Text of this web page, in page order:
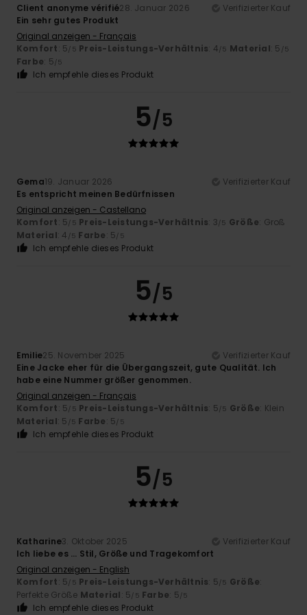
Client anonyme vérifié28. Januar 2026
Verifizierter Kauf
Ein sehr gutes Produkt
Original anzeigen - Français
Komfort: 5/5 Preis-Leistungs-Verhältnis: 4/5 Material: 5 /5
Farbe: 5/5
Ich empfehle dieses Produkt
5/5
Gema19. Januar 2026
Verifizierter Kauf
Es entspricht meinen Bedürfnissen
Original anzeigen - Castellano
Komfort: 5/5 Preis-Leistungs-Verhältnis: 3/5 Größe: Groß
Material: 4 /5 Farbe: 5/5
Ich empfehle dieses Produkt
5/5
Emilie25. November 2025
Verifizierter Kauf
Eine Jacke eher für die Übergangszeit, gute Qualität. Ich
habe eine Nummer größer genommen.
Original anzeigen - Français
Komfort: 5/5 Preis-Leistungs-Verhältnis: 5/5 Größe: Klein
Material: 5 /5 Farbe: 5/5
Ich empfehle dieses Produkt
5/5
Katharine3. Oktober 2025
Verifizierter Kauf
Ich liebe es … Stil, Größe und Tragekomfort
Original anzeigen - English
Komfort: 5/5 Preis-Leistungs-Verhältnis: 5/5 Größe:
Perfekte Größe Material: 5/5 Farbe: 5/5
Ich empfehle dieses Produkt